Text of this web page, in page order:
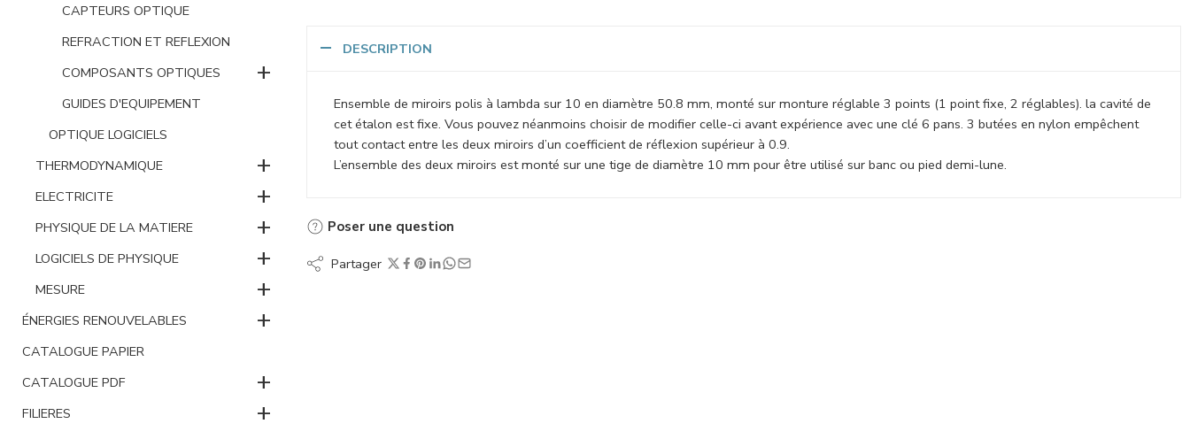
DESCRIPTION
Ensemble de miroirs polis à lambda sur 10 en diamètre 50.8 mm, monté sur monture réglable 3 points (1 point fixe, 2 réglables). la cavité de
cet étalon est fixe. Vous pouvez néanmoins choisir de modifier celle-ci avant expérience avec une clé 6 pans. 3 butées en nylon empêchent
tout contact entre les deux miroirs d’un coefficient de réflexion supérieur à 0.9.
L’ensemble des deux miroirs est monté sur une tige de diamètre 10 mm pour être utilisé sur banc ou pied demi-lune.
Poser une question
Partager
CAPTEURS OPTIQUE
REFRACTION ET REFLEXION
COMPOSANTS OPTIQUES
+
GUIDES D'EQUIPEMENT
OPTIQUE LOGICIELS
THERMODYNAMIQUE
+
ELECTRICITE +
PHYSIQUE DE LA MATIERE +
LOGICIELS DE PHYSIQUE +
MESURE +
ÉNERGIES RENOUVELABLES +
CATALOGUE PAPIER
CATALOGUE PDF
+
FILIERES +